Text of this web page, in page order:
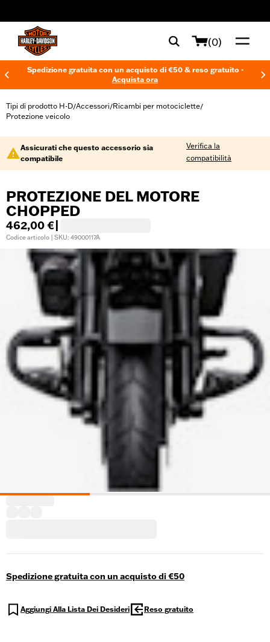
(0)
Spedizione gratuita con un acquisto di €50 & reso gratuito -
Acquista ora
Tipi di prodotto H-D/Accessori/Ricambi per motociclette/
Protezione veicolo
Assicurati che questo accessorio sia
compatibile
Verifica la
compatibilità
PROTEZIONE DEL MOTORE
CHOPPED
462,00 €
Codice articolo | SKU: 49000117A
Spedizione gratuita con un acquisto di €50
Aggiungi Alla Lista Dei Desideri Reso gratuito